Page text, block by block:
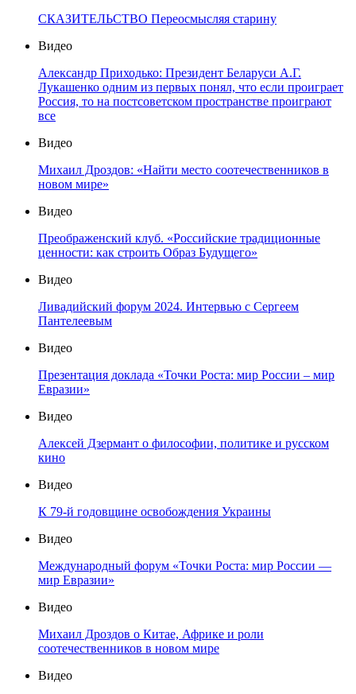
СКАЗИТЕЛЬСТВО Переосмысляя старину
Видео
Александр Приходько: Президент Беларуси А.Г.
Лукашенко одним из первых понял, что если проиграет
Россия, то на постсоветском пространстве проиграют
все
Видео
Михаил Дроздов: «Найти место соотечественников в
новом мире»
Видео
Преображенский клуб. «Российские традиционные
ценности: как строить Образ Будущего»
Видео
Ливадийский форум 2024. Интервью с Сергеем
Пантелеевым
Видео
Презентация доклада «Точки Роста: мир России – мир
Евразии»
Видео
Алексей Дзермант о философии, политике и русском
кино
Видео
К 79-й годовщине освобождения Украины
Видео
Международный форум «Точки Роста: мир России —
мир Евразии»
Видео
Михаил Дроздов о Китае, Африке и роли
соотечественников в новом мире
Видео